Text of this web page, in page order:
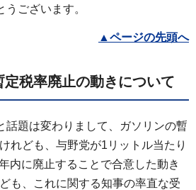
うございます。
▲ ページの先頭へ
定税率廃止の動きについて
話題は変わりまして、ガソリンの暫
れども、与野党が1リットル当たり
内に廃止することで合意した動き
も、これに関する知事の率直な受